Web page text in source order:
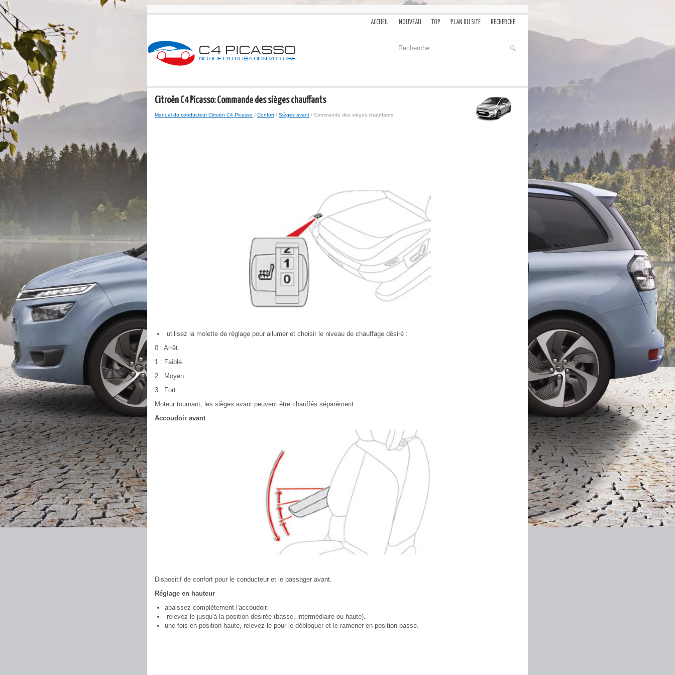
ACCUEIL NOUVEAU TOP PLAN DU SITE RECHERCHE
Citroën C4 Picasso: Commande des sièges chauffants
Manuel du conducteur Citroën C4 Picasso / Confort / Sièges avant / Commande des sièges chauffants
utilisez la molette de réglage pour allumer et choisir le niveau de chauffage désiré :
0 : Arrêt.
1 : Faible.
2 : Moyen.
3 : Fort.
Moteur tournant, les sièges avant peuvent être chauffés séparément.
Accoudoir avant
Dispositif de confort pour le conducteur et le passager avant.
Réglage en hauteur
abaissez complètement l'accoudoir.
relevez-le jusqu'à la position désirée (basse, intermédiaire ou haute).
une fois en position haute, relevez-le pour le débloquer et le ramener en position basse.